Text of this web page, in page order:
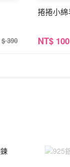
$ 390
捲捲小
NT$ 100